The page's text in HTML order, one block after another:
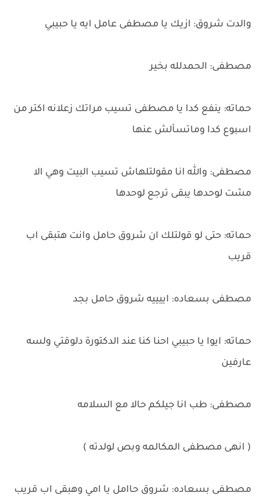
والدت شروق: ازيك يا مصطفى عامل ايه يا حبيبي
مصطفى: الحمدلله بخير
حماته: ينفع كدا يا مصطفى تسيب مراتك زعلانه اكتر من
اسبوع كدا وماتسألش عنها
مصطفى: والله انا مقولتلهاش تسيب البيت وهي الا
مشت لوحدها يبقى ترجع لوحدها
حماته: حتى لو قولتلك ان شروق حامل وانت هتبقى اب
قريب
مصطفى بسعاده: اييييه شروق حامل بجد
حماته: ايوا يا حبيبي احنا كنا عند الدكتورة دلوقتي ولسه
عارفين
مصطفى: طب انا جيلكم حالا مع السلامه
( انهى مصطفى المكالمه وبص لولدته )
مصطفى بسعاده: شروق حاامل يا امي وهبقى اب قريب